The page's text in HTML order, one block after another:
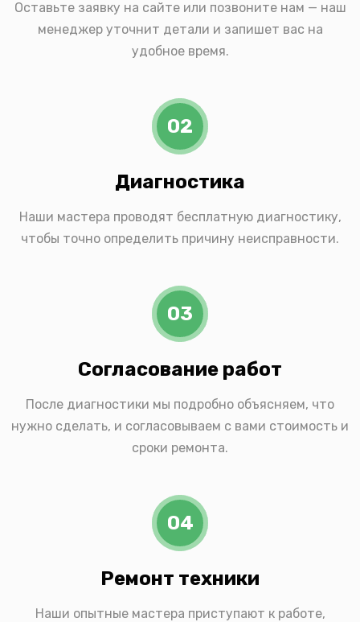
Оставьте заявку на сайте или позвоните нам — наш
менеджер уточнит детали и запишет вас на
удобное время.
02
Диагностика
Наши мастера проводят бесплатную диагностику,
чтобы точно определить причину неисправности.
03
Согласование работ
После диагностики мы подробно объясняем, что
нужно сделать, и согласовываем с вами стоимость и
сроки ремонта.
04
Ремонт техники
Наши опытные мастера приступают к работе,